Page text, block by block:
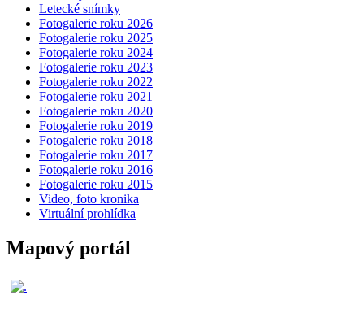
Letecké snímky
Fotogalerie roku 2026
Fotogalerie roku 2025
Fotogalerie roku 2024
Fotogalerie roku 2023
Fotogalerie roku 2022
Fotogalerie roku 2021
Fotogalerie roku 2020
Fotogalerie roku 2019
Fotogalerie roku 2018
Fotogalerie roku 2017
Fotogalerie roku 2016
Fotogalerie roku 2015
Video, foto kronika
Virtuální prohlídka
Mapový portál